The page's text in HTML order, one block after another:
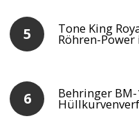
Tone King
Röhren-
Behringer